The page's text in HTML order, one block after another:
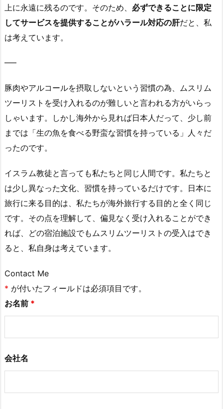
上に永遠に残るのです。そのため、 必ずできることに限定
してサービスを提供することがハラール対応の肝だと、私
は考えています。
—–
豚肉やアルコールを摂取しないという習慣の為、ムスリム
ツーリストを受け入れるのが難しいと言われる方がいらっ
しゃいます。しかし海外から見れば日本人だって、少し前
までは「生の魚を食べる野蛮な習慣を持っている」人々だ
ったのです。
イスラム教徒と言っても私たちと同じ人間です。私たちと
は少し異なった文化、習慣を持っているだけです。日本に
旅行に来る目的は、私たちが海外旅行する目的と全く同じ
です。その点を理解して、偏見なく受け入れることができ
れば、どの宿泊施設でもムスリムツーリストの受入はでき
ると、私自身は考えています。
Contact Me
* が付いたフィールドは必須項目です。
お名前 *
会社名